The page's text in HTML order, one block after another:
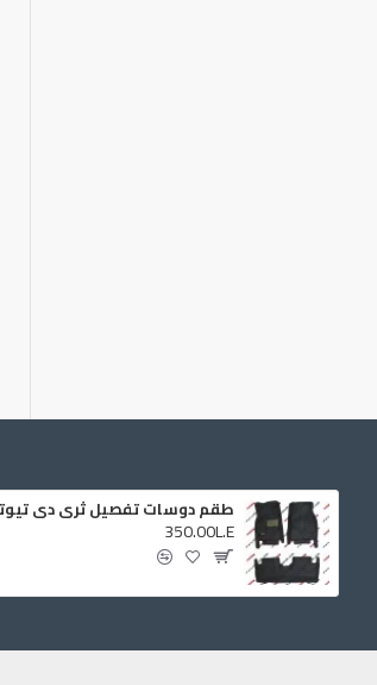
350.00L.E